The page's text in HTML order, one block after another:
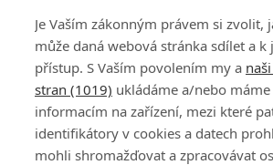
DISKUZE
Je Vaším zákonným právem si zvolit,
může daná webová stránka sdílet a
přístup. S Vaším povolením my a
stran (1019) ukládáme a/nebo
informacím na zařízení, mezi které
identifikátory v cookies a datech
mohli shromažďovat a zpracovávat